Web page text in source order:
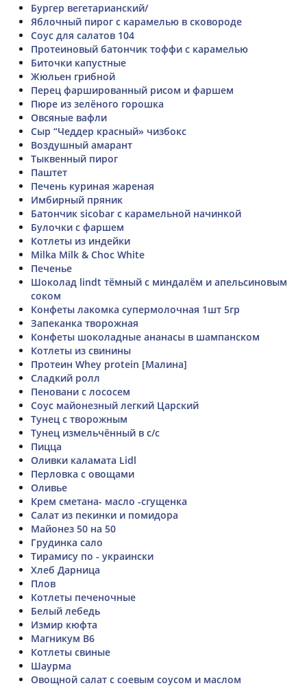
Бургер вегетарианский/
Яблочный пирог с карамелью в сковороде
Соус для салатов 104
Протеиновый батончик тоффи с карамелью
Биточки капустные
Жюльен грибной
Перец фаршированный рисом и фаршем
Пюре из зелёного горошка
Овсяные вафли
Сыр “Чеддер красный» чизбокс
Воздушный амарант
Тыквенный пирог
Паштет
Печень куриная жареная
Имбирный пряник
Батончик sicobar с карамельной начинкой
Булочки с фаршем
Котлеты из индейки
Milka Milk & Choc White
Печенье
Шоколад lindt тёмный с миндалём и апельсиновым
соком
Конфеты лакомка супермолочная 1шт 5гр
Запеканка творожная
Конфеты шоколадные ананасы в шампанском
Котлеты из свинины
Протеин Whey protein [Малина]
Сладкий ролл
Пеновани с лососем
Соус майонезный легкий Царский
Тунец с творожным
Тунец измельчённый в с/с
Пицца
Оливки каламата Lidl
Перловка с овощами
Оливье
Крем сметана- масло -сгущенка
Салат из пекинки и помидора
Майонез 50 на 50
Грудинка сало
Тирамису по - украински
Хлеб Дарница
Плов
Котлеты печеночные
Белый лебедь
Измир кюфта
Магникум B6
Котлеты свиные
Шаурма
Овощной салат с соевым соусом и маслом